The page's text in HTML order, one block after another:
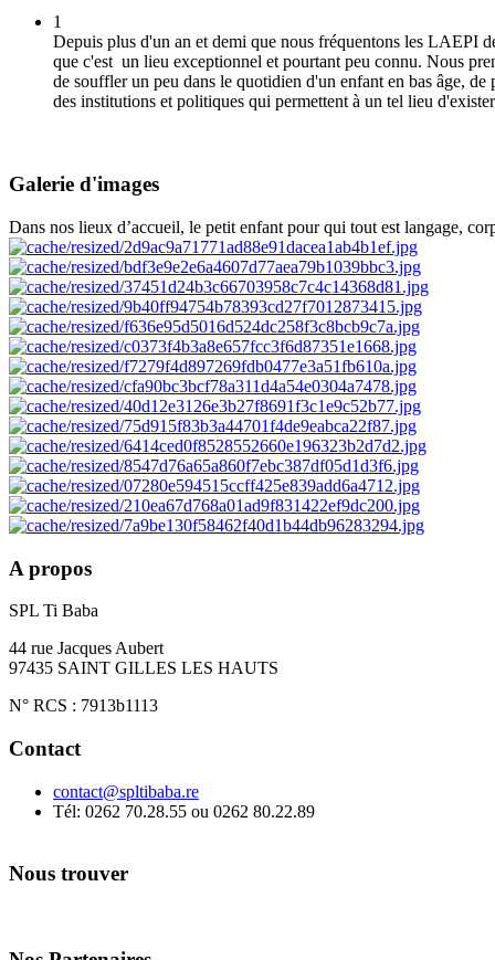
1
Depuis plus d'un an et demi que nous fréquentons les LAEPI
que c'est un lieu exceptionnel et pourtant peu connu. Nous
de souffler un peu dans le quotidien d'un enfant en bas âge,
des institutions et politiques qui permettent à un tel lieu
Galerie d'images
Dans nos lieux d’accueil, le petit enfant pour qui tout est langage,
A propos
SPL Ti Baba
44 rue Jacques Aubert
97435 SAINT GILLES LES HAUTS
N° RCS : 7913b1113
Contact
contact@spltibaba.re
Tél: 0262 70.28.55 ou 0262 80.22.89
Nous trouver